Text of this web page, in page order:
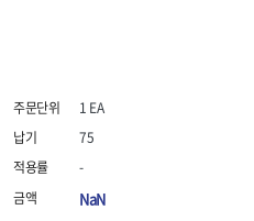
1 EA
75
-
NaN